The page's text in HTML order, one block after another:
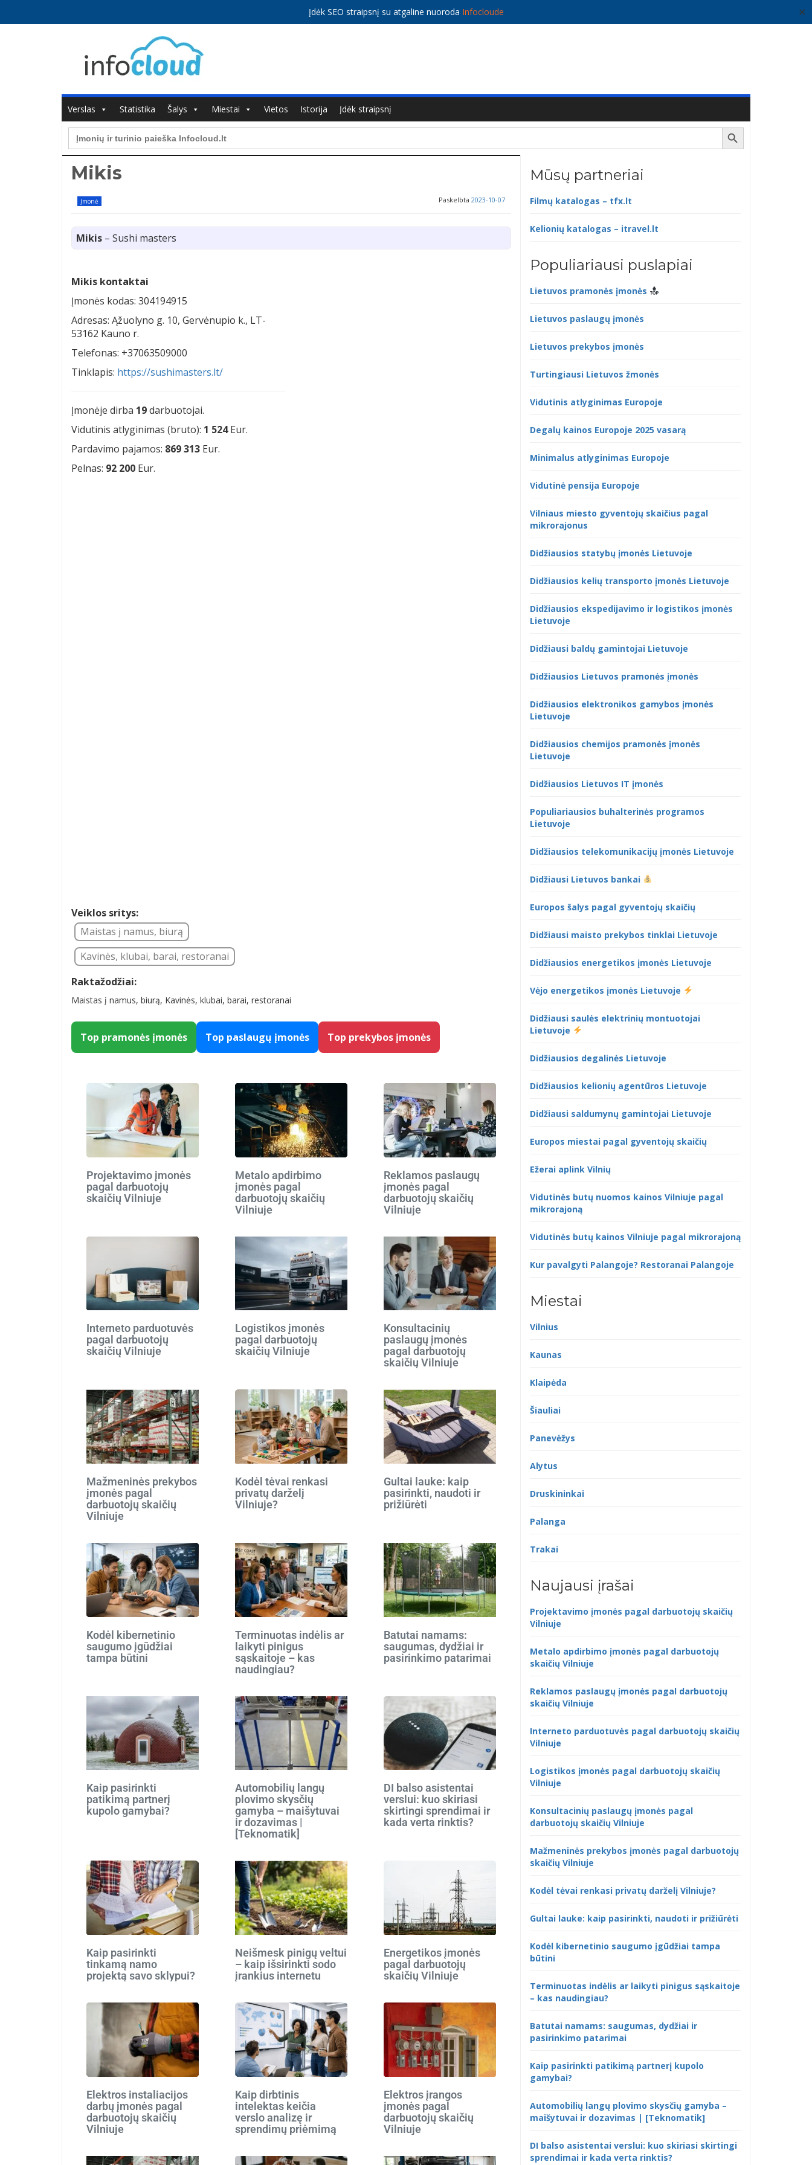
Įdėk SEO straipsnį su atgaline nuoroda Infocloude ✕
Verslas Statistika Šalys Miestai Vietos Istorija
Įdėk straipsnį
Search
for:
Search Button
Mikis
Įmonė Paskelbta 2023-10-07
Mikis – Sushi masters
Mikis kontaktai
Įmonės kodas: 304194915
Adresas: Ąžuolyno g. 10, Gervėnupio k., LT-
53162 Kauno r.
Telefonas: +37063509000
Tinklapis: https://sushimasters.lt/
Įmonėje dirba 19darbuotojai.
Vidutinis atlyginimas (bruto): 1 524Eur.
Pardavimo pajamos: 869 313 Eur.
Pelnas: 92 200 Eur.
Veiklos sritys:
Maistas į namus, biurą
Kavinės, klubai, barai, restoranai
Raktažodžiai:
Maistas į namus, biurą, Kavinės, klubai, barai, restoranai
Top pramonės įmonės Top paslaugų įmonės Top prekybos įmonės
Projektavimo įmonės
pagal darbuotojų
skaičių Vilniuje
Metalo apdirbimo
įmonės pagal
darbuotojų skaičių
Vilniuje
Reklamos paslaugų
įmonės pagal
darbuotojų skaičių
Vilniuje
Interneto parduotuvės
pagal darbuotojų
skaičių Vilniuje
Logistikos įmonės
pagal darbuotojų
skaičių Vilniuje
Konsultacinių
paslaugų įmonės
pagal darbuotojų
skaičių Vilniuje
Mažmeninės prekybos
įmonės pagal
darbuotojų skaičių
Vilniuje
Kodėl tėvai renkasi
privatų darželį
Vilniuje?
Gultai lauke: kaip
pasirinkti, naudoti ir
prižiūrėti
Kodėl kibernetinio
saugumo įgūdžiai
tampa būtini
Terminuotas indėlis ar
laikyti pinigus
sąskaitoje – kas
naudingiau?
Batutai namams:
saugumas, dydžiai ir
pasirinkimo patarimai
Kaip pasirinkti
patikimą partnerį
kupolo gamybai?
Automobilių langų
plovimo skysčių
gamyba – maišytuvai
ir dozavimas |
[Teknomatik]
DI balso asistentai
verslui: kuo skiriasi
skirtingi sprendimai ir
kada verta rinktis?
Kaip pasirinkti
tinkamą namo
projektą savo sklypui?
Neišmesk pinigų veltui
– kaip išsirinkti sodo
įrankius internetu
Energetikos įmonės
pagal darbuotojų
skaičių Vilniuje
Elektros instaliacijos
darbų įmonės pagal
darbuotojų skaičių
Vilniuje
Kaip dirbtinis
intelektas keičia
verslo analizę ir
sprendimų priėmimą
Elektros įrangos
įmonės pagal
darbuotojų skaičių
Vilniuje
Mūsų partneriai
Filmų katalogas – tfx.lt
Kelionių katalogas – itravel.lt
Populiariausi puslapiai
Lietuvos pramonės įmonės
Lietuvos paslaugų įmonės
Lietuvos prekybos įmonės
Turtingiausi Lietuvos žmonės
Vidutinis atlyginimas Europoje
Degalų kainos Europoje 2025 vasarą
Minimalus atlyginimas Europoje
Vidutinė pensija Europoje
Vilniaus miesto gyventojų skaičius pagal
mikrorajonus
Didžiausios statybų įmonės Lietuvoje
Didžiausios kelių transporto įmonės Lietuvoje
Didžiausios ekspedijavimo ir logistikos įmonės
Lietuvoje
Didžiausi baldų gamintojai Lietuvoje
Didžiausios Lietuvos pramonės įmonės
Didžiausios elektronikos gamybos įmonės
Lietuvoje
Didžiausios chemijos pramonės įmonės
Lietuvoje
Didžiausios Lietuvos IT įmonės
Populiariausios buhalterinės programos
Lietuvoje
Didžiausios telekomunikacijų įmonės Lietuvoje
Didžiausi Lietuvos bankai
Europos šalys pagal gyventojų skaičių
Didžiausi maisto prekybos tinklai Lietuvoje
Didžiausios energetikos įmonės Lietuvoje
Vėjo energetikos įmonės Lietuvoje
Didžiausi saulės elektrinių montuotojai
Lietuvoje
Didžiausios degalinės Lietuvoje
Didžiausios kelionių agentūros Lietuvoje
Didžiausi saldumynų gamintojai Lietuvoje
Europos miestai pagal gyventojų skaičių
Ežerai aplink Vilnių
Vidutinės butų nuomos kainos Vilniuje pagal
mikrorajoną
Vidutinės butų kainos Vilniuje pagal mikrorajoną
Kur pavalgyti Palangoje? Restoranai Palangoje
Miestai
Vilnius
Kaunas
Klaipėda
Šiauliai
Panevėžys
Alytus
Druskininkai
Palanga
Trakai
Naujausi įrašai
Projektavimo įmonės pagal darbuotojų skaičių
Vilniuje
Metalo apdirbimo įmonės pagal darbuotojų
skaičių Vilniuje
Reklamos paslaugų įmonės pagal darbuotojų
skaičių Vilniuje
Interneto parduotuvės pagal darbuotojų skaičių
Vilniuje
Logistikos įmonės pagal darbuotojų skaičių
Vilniuje
Konsultacinių paslaugų įmonės pagal
darbuotojų skaičių Vilniuje
Mažmeninės prekybos įmonės pagal darbuotojų
skaičių Vilniuje
Kodėl tėvai renkasi privatų darželį Vilniuje?
Gultai lauke: kaip pasirinkti, naudoti ir prižiūrėti
Kodėl kibernetinio saugumo įgūdžiai tampa
būtini
Terminuotas indėlis ar laikyti pinigus sąskaitoje
– kas naudingiau?
Batutai namams: saugumas, dydžiai ir
pasirinkimo patarimai
Kaip pasirinkti patikimą partnerį kupolo
gamybai?
Automobilių langų plovimo skysčių gamyba –
maišytuvai ir dozavimas | [Teknomatik]
DI balso asistentai verslui: kuo skiriasi skirtingi
sprendimai ir kada verta rinktis?